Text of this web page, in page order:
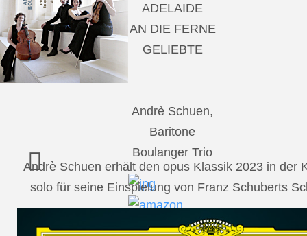
ADELAIDE
AN DIE FERNE
GELIEBTE
Andrè Schuen,
Baritone
Boulanger Trio
Andrè Schuen erhält den opus Klassik 2023 in der
solo für seine Einspielung von Franz Schuberts